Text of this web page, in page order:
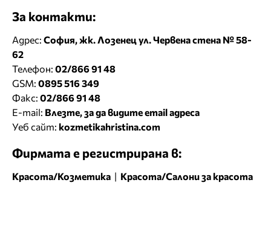
За контакти:
Адрес: София, жк. Лозенец ул. Червена стена № 58-
62
Телефон: 02/866 91 48
GSM: 0895 516 349
Факс: 02/866 91 48
E-mail: Влезте, за да видите email адреса
Уеб сайт: kozmetikahristina.com
Фирмата е регистрирана в:
Красота/Козметика | Красота/Салони за красота